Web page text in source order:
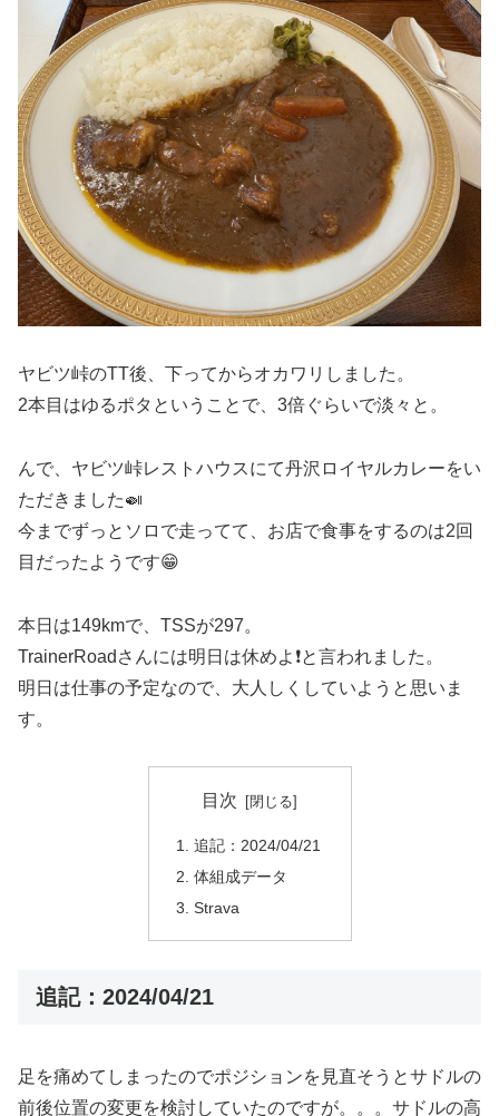
ヤビツ峠のTT後、下ってからオカワリしました。
2本目はゆるポタということで、3倍ぐらいで淡々と。
んで、ヤビツ峠レストハウスにて丹沢ロイヤルカレーをい
ただきました🍛
今までずっとソロで走ってて、お店で食事をするのは2回
目だったようです😁
本日は149kmで、TSSが297。
TrainerRoadさんには明日は休めよ❗️と言われました。
明日は仕事の予定なので、大人しくしていようと思いま
す。
目次
追記：2024/04/21
体組成データ
Strava
追記：2024/04/21
足を痛めてしまったのでポジションを見直そうとサドルの
前後位置の変更を検討していたのですが。。。サドルの高